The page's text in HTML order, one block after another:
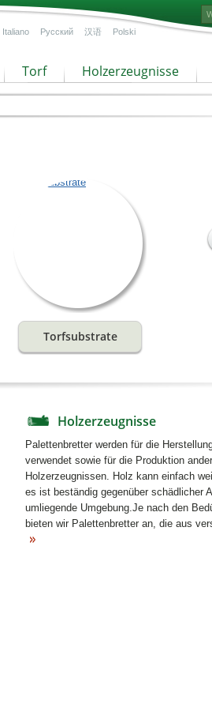
Italiano Русский 汉语 Polski
Torf Holzerzeugnisse
Torfsubstrate
Holzerzeugnisse
Palettenbretter werden für die
verwendet sowie für die Produktion
Holzerzeugnissen. Holz kann einfach
es ist beständig gegenüber schädlicher
umliegende Umgebung.Je nach den
bieten wir Palettenbretter an, die aus